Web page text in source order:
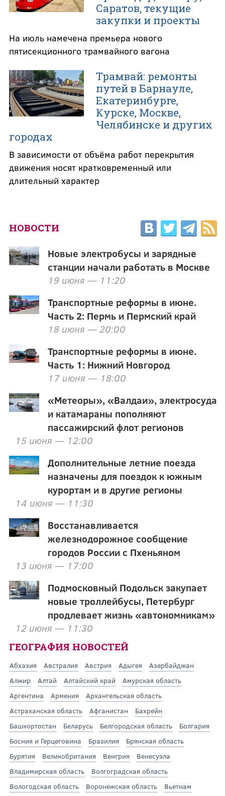
Саратов, текущие
закупки и проекты
На июль намечена премьера нового
пятисекционного трамвайного вагона
Трамвай: ремонты
путей в Барнауле,
Екатеринбурге,
Курске, Москве,
Челябинске и других
городах
В зависимости от объёма работ перекрытия
движения носят кратковременный или
длительный характер
НОВОСТИ
Новые электробусы и зарядные
станции начали работать в Москве
19 июня — 11:20
Транспортные реформы в июне.
Часть 2: Пермь и Пермский край
18 июня — 20:00
Транспортные реформы в июне.
Часть 1: Нижний Новгород
17 июня — 18:00
«Метеоры», «Валдаи», электросуда
и катамараны пополняют
пассажирский флот регионов
15 июня — 12:00
Дополнительные летние поезда
назначены для поездок к южным
курортам и в другие регионы
14 июня — 11:30
Восстанавливается
железнодорожное сообщение
городов России с Пхеньяном
13 июня — 17:00
Подмосковный Подольск закупает
новые троллейбусы, Петербург
продлевает жизнь «автономникам»
12 июня — 11:30
ГЕОГРАФИЯ НОВОСТЕЙ
Абхазия Австралия Австрия Адыгея
Азербайджан
Алжир
Алтай Алтайский край
Амурская область
Аргентина
Армения
Архангельская область
Астраханская область
Афганистан
Бахрейн
Башкортостан
Беларусь Белгородская область
Болгария
Босния и Герцеговина
Бразилия
Брянская область
Бурятия
Великобритания Венгрия
Венесуэла
Владимирская область
Волгоградская область
Вологодская область
Воронежская область
Вьетнам